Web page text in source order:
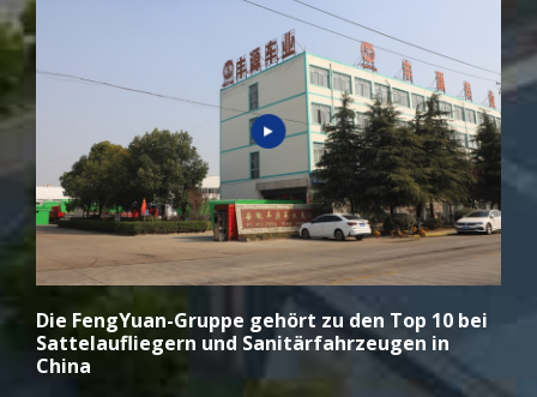
Die FengYuan-Gruppe gehört zu den Top 10 bei
Sattelaufliegern und Sanitärfahrzeugen in
China